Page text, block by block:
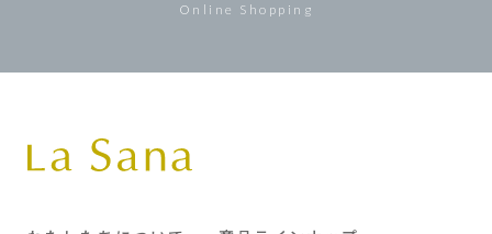
Online Shopping